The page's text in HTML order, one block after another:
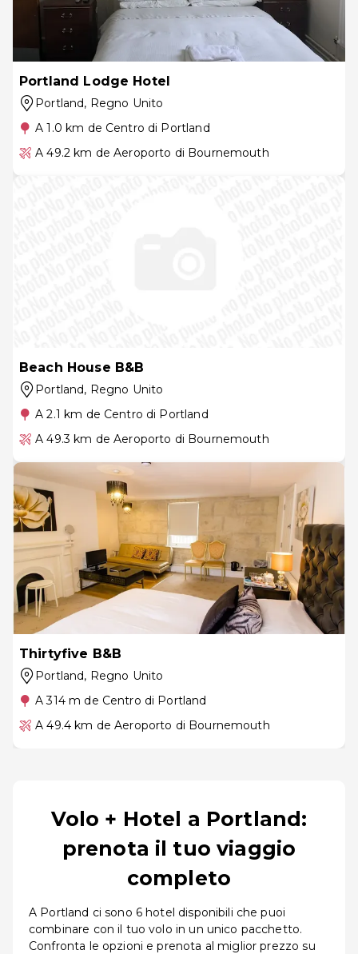
Portland Lodge Hotel
Portland, Regno Unito
A 1.0 km de Centro di Portland
A 49.2 km de Aeroporto di Bournemouth
Beach House B&B
Portland, Regno Unito
A 2.1 km de Centro di Portland
A 49.3 km de Aeroporto di Bournemouth
Thirtyfive B&B
Portland, Regno Unito
A 314 m de Centro di Portland
A 49.4 km de Aeroporto di Bournemouth
Volo + Hotel a Portland:
prenota il tuo viaggio
completo
A Portland ci sono 6 hotel disponibili che puoi
combinare con il tuo volo in un unico pacchetto.
Confronta le opzioni e prenota al miglior prezzo su